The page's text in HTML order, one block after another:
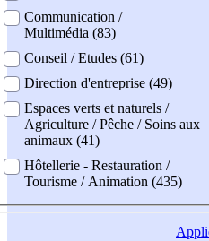
Communication /
Multimédia (83)
Conseil / Etudes (61)
Direction d'entreprise (49)
Espaces verts et naturels /
Agriculture / Pêche / Soins aux
animaux (41)
Hôtellerie - Restauration /
Tourisme / Animation (435)